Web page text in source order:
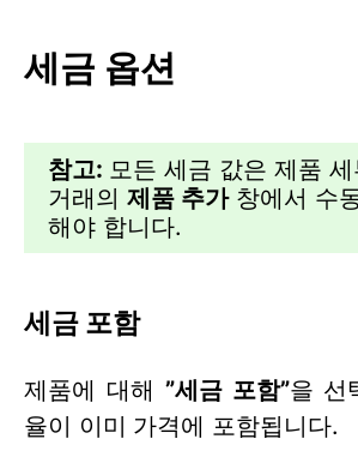
세금 옵션
참고: 모든 세금 값은 제품
거래의 제품 추가창에서 수
해야 합니다.
세금 포함
제품에 대해 ”세금 포함”을 선
율이 이미 가격에 포함됩니다.